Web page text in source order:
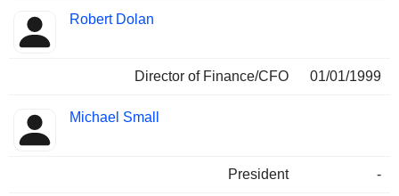
Robert Dolan
Director of Finance/CFO 01/01/1999
Michael Small
President -